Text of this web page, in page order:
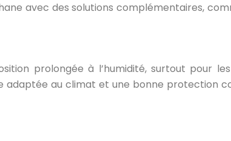
avec des solutions complémentaires,
prolongée à l’humidité, surtout pour
adaptée au climat et une bonne protection